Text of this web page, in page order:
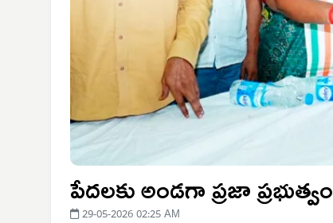
పేదలకు అండగా ప్రజా ప్రభుత్వం
29-05-2026 02:25 AM